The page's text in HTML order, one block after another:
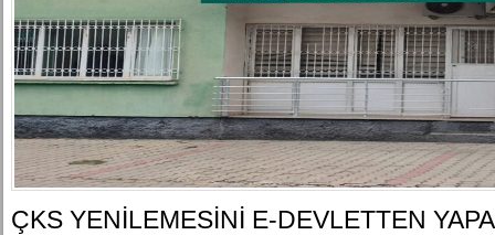
ÇKS YENİLEMESİNİ E-DEVLETTEN